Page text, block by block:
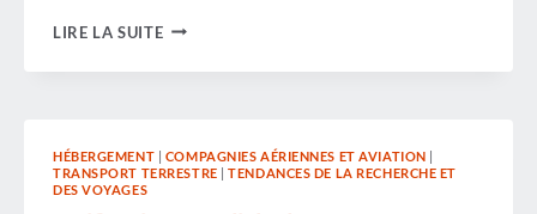
LIRE LA SUITEREVUE
HÉBERGEMENT | COMPAGNIES AÉRIENNES ET AVIATION |
TRANSPORT TERRESTRE |TENDANCES DE LA RECHERCHE ET
DES VOYAGES